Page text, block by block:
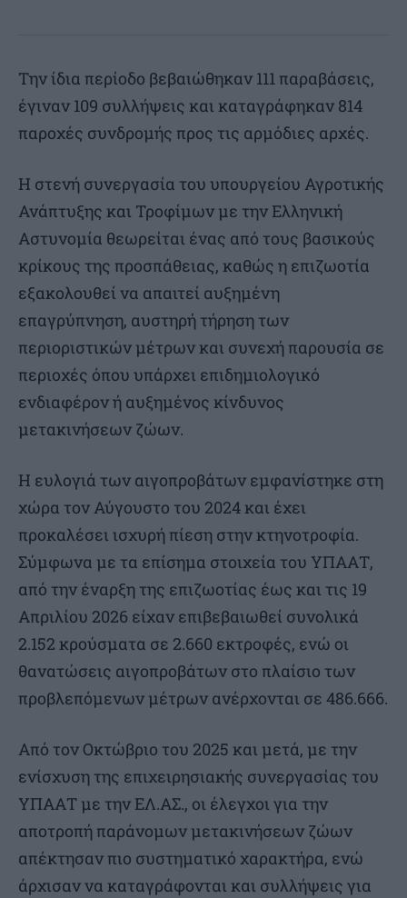
Την ίδια περίοδο βεβαιώθηκαν 111 παραβάσεις,
έγιναν 109 συλλήψεις και καταγράφηκαν 814
παροχές συνδρομής προς τις αρμόδιες αρχές.
Η στενή συνεργασία του υπουργείου Αγροτικής
Ανάπτυξης και Τροφίμων με την Ελληνική
Αστυνομία θεωρείται ένας από τους βασικούς
κρίκους της προσπάθειας, καθώς η επιζωοτία
εξακολουθεί να απαιτεί αυξημένη
επαγρύπνηση, αυστηρή τήρηση των
περιοριστικών μέτρων και συνεχή παρουσία σε
περιοχές όπου υπάρχει επιδημιολογικό
ενδιαφέρον ή αυξημένος κίνδυνος
μετακινήσεων ζώων.
Η ευλογιά των αιγοπροβάτων εμφανίστηκε στη
χώρα τον Αύγουστο του 2024 και έχει
προκαλέσει ισχυρή πίεση στην κτηνοτροφία.
Σύμφωνα με τα επίσημα στοιχεία του ΥΠΑΑΤ,
από την έναρξη της επιζωοτίας έως και τις 19
Απριλίου 2026 είχαν επιβεβαιωθεί συνολικά
2.152 κρούσματα σε 2.660 εκτροφές, ενώ οι
θανατώσεις αιγοπροβάτων στο πλαίσιο των
προβλεπόμενων μέτρων ανέρχονται σε 486.666.
Από τον Οκτώβριο του 2025 και μετά, με την
ενίσχυση της επιχειρησιακής συνεργασίας του
ΥΠΑΑΤ με την ΕΛ.ΑΣ., οι έλεγχοι για την
αποτροπή παράνομων μετακινήσεων ζώων
απέκτησαν πιο συστηματικό χαρακτήρα, ενώ
άρχισαν να καταγράφονται και συλλήψεις για